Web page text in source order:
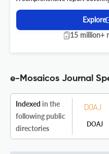
Explore
15 million+
e-Mosaicos Journal
Indexed in the
following public
directories
DOAJ